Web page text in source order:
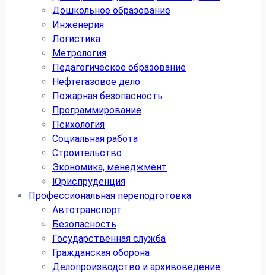
Дошкольное образование
Инженерия
Логистика
Метрология
Педагогическое образование
Нефтегазовое дело
Пожарная безопасность
Программирование
Психология
Социальная работа
Строительство
Экономика, менеджмент
Юриспруденция
Профессиональная переподготовка
Автотранспорт
Безопасность
Государственная служба
Гражданская оборона
Делопроизводство и архивоведение